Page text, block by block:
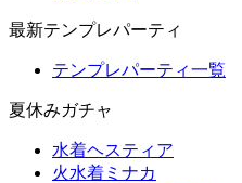
最新テンプレパーティ
テンプレパーティ一覧
夏休みガチャ
水着ヘスティア
火水着ミナカ